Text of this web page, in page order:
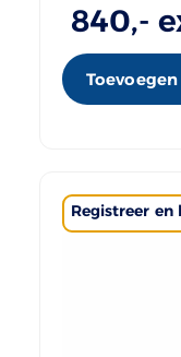
840,-
Registreer en